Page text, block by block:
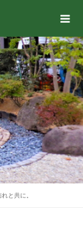
と共に。